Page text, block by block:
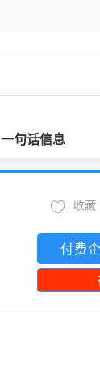
一句话信息
收藏
付费